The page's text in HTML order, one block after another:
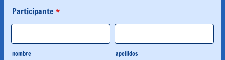
Participante*
nombre apellidos